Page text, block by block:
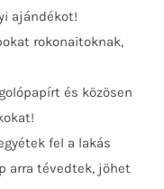
ajándékot!
rokonaitoknak,
és közösen
fel a lakás
arra tévedtek, jöhet